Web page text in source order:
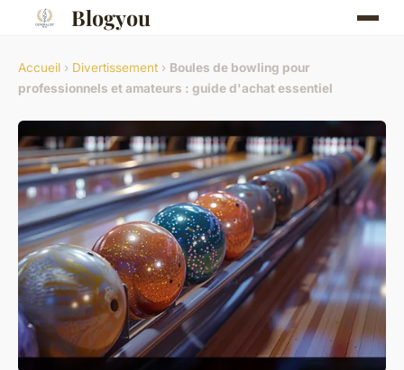
Blogyou
Accueil › Divertissement › Boules de bowling pour
professionnels et amateurs : guide d'achat essentiel